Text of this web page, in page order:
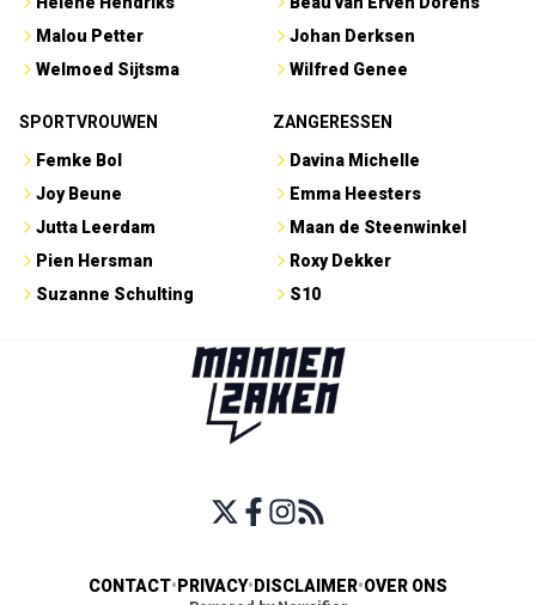
Malou Petter
Welmoed Sijtsma
Johan Derksen
Wilfred Genee
SPORTVROUWEN
Femke Bol
Joy Beune
Jutta Leerdam
Pien Hersman
Suzanne Schulting
ZANGERESSEN
Davina Michelle
Emma Heesters
Maan de Steenwinkel
Roxy Dekker
S10
CONTACT• PRIVACY• DISCLAIMER•OVER ONS